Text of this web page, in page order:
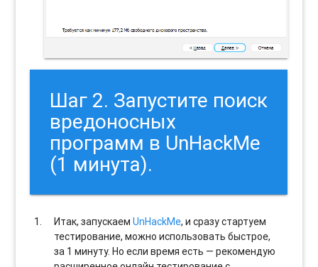
Шаг 2. Запустите поиск
вредоносных
программ в UnHackMe
(1 минута).
Итак, запускаемUnHackMe, и сразу стартуем
тестирование, можно использовать быстрое,
за 1 минуту. Но если время есть — рекомендую